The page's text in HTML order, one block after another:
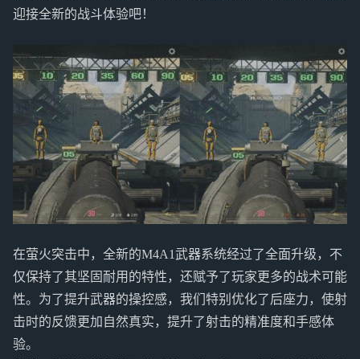
迎接全新的战斗体验吧！
在萤火突击中，全新的M4A1武器系统经过了全面升级，不
仅保持了其坚固耐用的特性，还赋予了玩家更多的战术可能
性。为了提升武器的操控感，我们特别优化了后座力，使射
击时的反馈更加自然真实，提升了射击的精准度和手感体
验。